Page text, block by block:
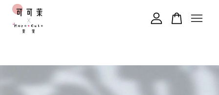
繼續購物